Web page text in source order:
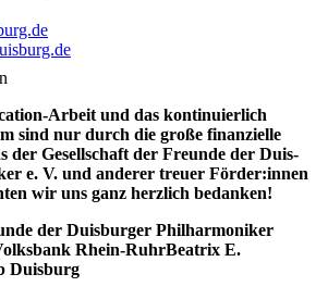
Arbeit und das konti­nuierlich
sind nur durch die große finan­zielle
der Gesell­schaft der Freunde der Duis­
e. V. und anderer treuer Förder:innen
wir uns ganz herzlich bedanken!
der Duisburger Philharmoniker
Rhein-RuhrBeatrix E.
Duisburg